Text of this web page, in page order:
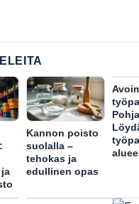
Kannon poisto
suolalla –
tehokas ja
edullinen opas